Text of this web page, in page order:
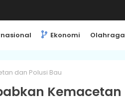
Ekonomi Olahraga
dan Polusi Bau
Kemacetan